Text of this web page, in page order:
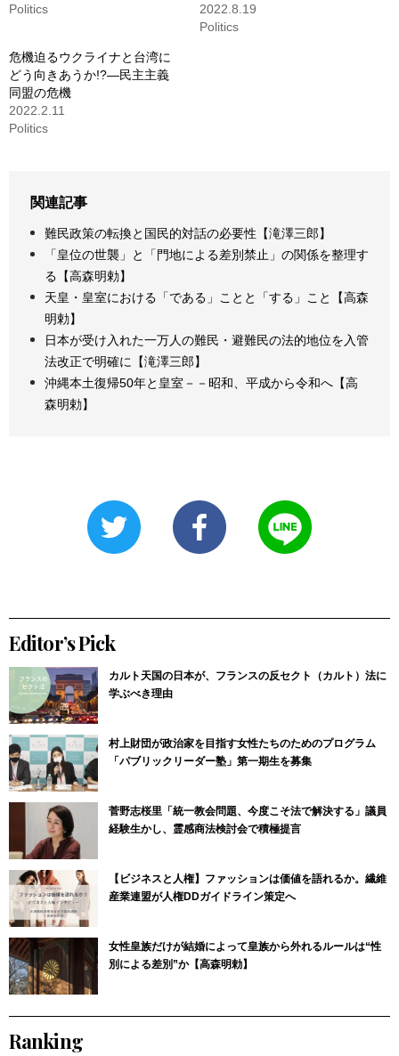
Politics
2022.8.19
Politics
危機迫るウクライナと台湾に
どう向きあうか!?―民主主義
同盟の危機
2022.2.11
Politics
関連記事
難民政策の転換と国民的対話の必要性【滝澤三郎】
「皇位の世襲」と「門地による差別禁止」の関係を整理す
る【高森明勅】
天皇・皇室における「である」ことと「する」こと【高森
明勅】
日本が受け入れた一万人の難民・避難民の法的地位を入管
法改正で明確に【滝澤三郎】
沖縄本土復帰50年と皇室－－昭和、平成から令和へ【高
森明勅】
Editor’s Pick
カルト天国の日本が、フランスの反セクト（カルト）法に
学ぶべき理由
村上財団が政治家を目指す女性たちのためのプログラム
「パブリックリーダー塾」第一期生を募集
菅野志桜里「統一教会問題、今度こそ法で解決する」議員
経験生かし、霊感商法検討会で積極提言
【ビジネスと人権】ファッションは価値を語れるか。繊維
産業連盟が人権DDガイドライン策定へ
女性皇族だけが結婚によって皇族から外れるルールは“性
別による差別”か【高森明勅】
Ranking